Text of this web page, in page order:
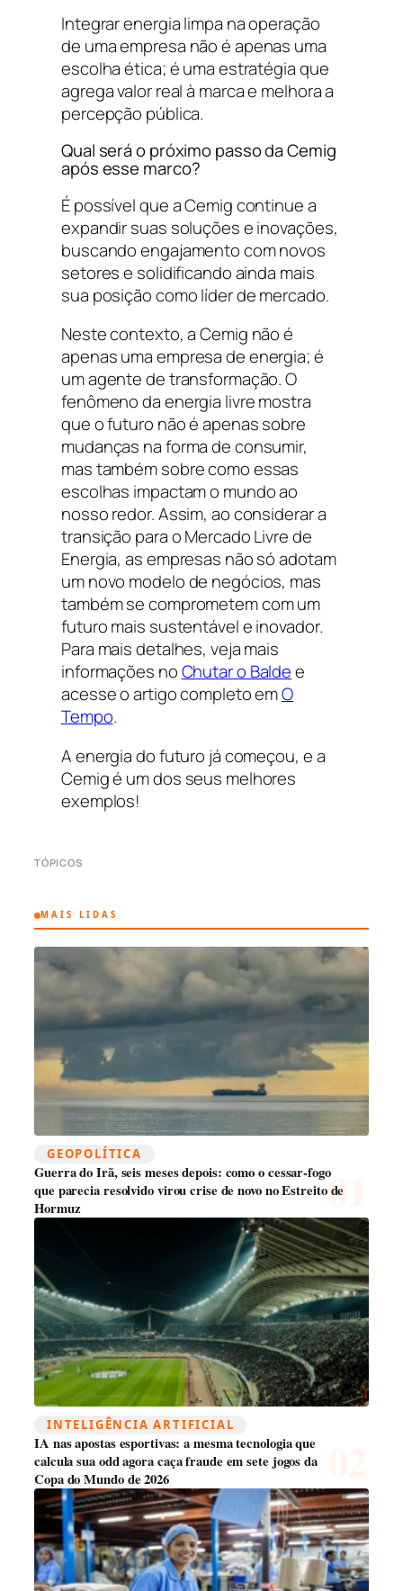
Integrar energia limpa na operação
de uma empresa não é apenas uma
escolha ética; é uma estratégia que
agrega valor real à marca e melhora a
percepção pública.
Qual será o próximo passo da Cemig
após esse marco?
É possível que a Cemig continue a
expandir suas soluções e inovações,
buscando engajamento com novos
setores e solidificando ainda mais
sua posição como líder de mercado.
Neste contexto, a Cemig não é
apenas uma empresa de energia; é
um agente de transformação. O
fenômeno da energia livre mostra
que o futuro não é apenas sobre
mudanças na forma de consumir,
mas também sobre como essas
escolhas impactam o mundo ao
nosso redor. Assim, ao considerar a
transição para o Mercado Livre de
Energia, as empresas não só adotam
um novo modelo de negócios, mas
também se comprometem com um
futuro mais sustentável e inovador.
Para mais detalhes, veja mais
informações noChutar o Baldee
acesse o artigo completo emO
Tempo.
A energia do futuro já começou, e a
Cemig é um dos seus melhores
exemplos!
TÓPICOS
MAIS LIDAS
GEOPOLÍTICA
Guerra do Irã, seis meses depois: como o cessar-fogo
que parecia resolvido virou crise de novo no Estreito de
Hormuz
INTELIGÊNCIA ARTIFICIAL
IA nas apostas esportivas: a mesma tecnologia que
calcula sua odd agora caça fraude em sete jogos da
Copa do Mundo de 2026